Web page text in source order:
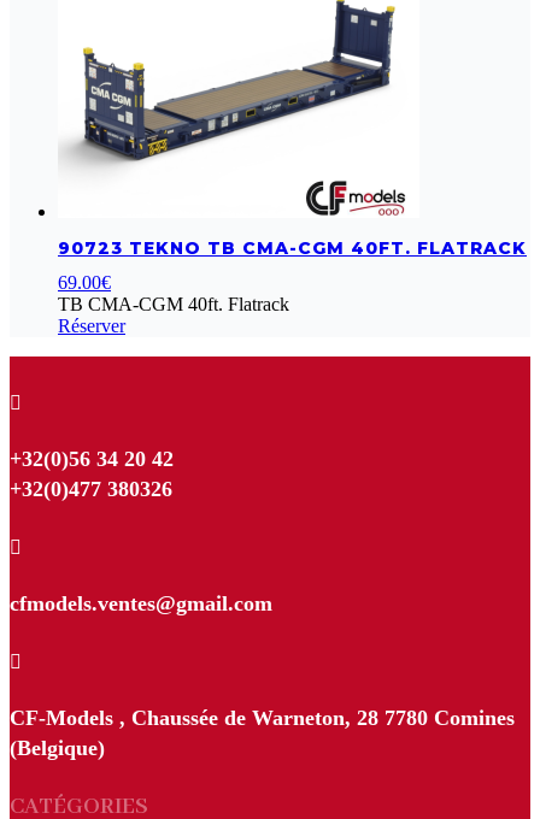
90723 TEKNO TB CMA-CGM 40FT. FLATRACK
69.00€
TB CMA-CGM 40ft. Flatrack
Réserver

+32(0)56 34 20 42
+32(0)477 380326

cfmodels.ventes@gmail.com

CF-Models , Chaussée de Warneton, 28 7780 Comines
(Belgique)
CATÉGORIES